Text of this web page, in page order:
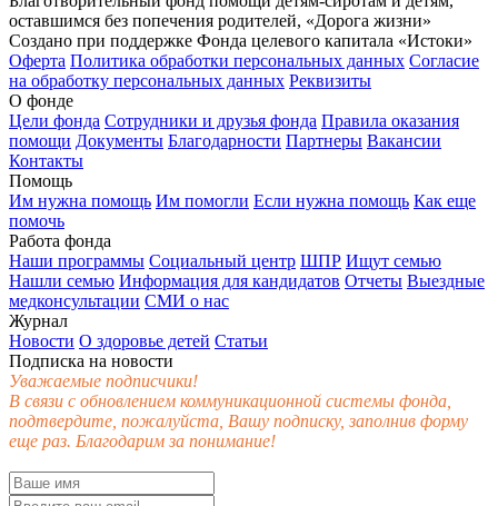
оставшимся без попечения родителей, «Дорога жизни»
Создано при поддержке Фонда целевого капитала «Истоки»
Оферта Политика обработки персональных данных Согласие
на обработку персональных данных Реквизиты
О фонде
Цели фонда Сотрудники и друзья фонда Правила оказания
помощи Документы Благодарности Партнеры Вакансии
Контакты
Помощь
Им нужна помощь Им помогли Если нужна помощь Как еще
помочь
Работа фонда
Наши программы Социальный центр ШПР Ищут семью
Нашли семью Информация для кандидатов Отчеты Выездные
медконсультации СМИ о нас
Журнал
Новости О здоровье детей Статьи
Подписка на новости
Уважаемые подписчики!
В связи с обновлением коммуникационной системы фонда,
подтвердите, пожалуйста, Вашу подписку, заполнив форму
еще раз. Благодарим за понимание!